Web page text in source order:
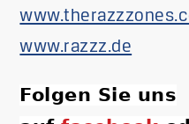
www.razzz.de
Folgen Sie uns